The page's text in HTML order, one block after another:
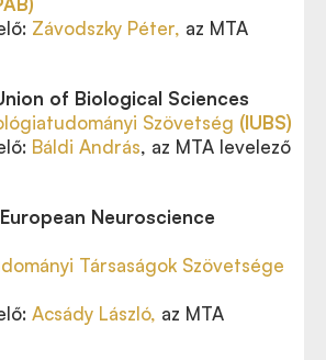
Závodszky Péter, az MTA
of Biological Sciences
Szövetség (IUBS)
Báldi András, az MTA levelező
Neuroscience
Társaságok Szövetsége
Acsády László, az MTA